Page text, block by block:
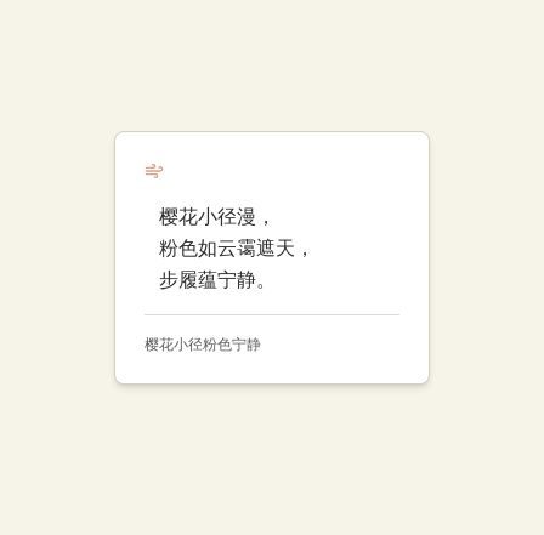
樱花小径漫，
粉色如云霭遮天，
步履蕴宁静。
樱花小径粉色宁静